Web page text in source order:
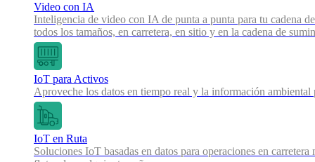
Video con IA
Inteligencia de video con IA de punta a punta para tu cadena
todos los tamaños, en carretera, en sitio y en la cadena de
IoT para Activos
Aproveche los datos en tiempo real y la información
IoT en Ruta
Soluciones IoT basadas en datos para operaciones en